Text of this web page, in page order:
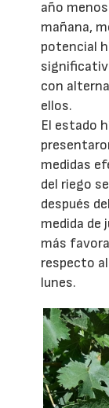
año
mañana,
potencial
con
ellos.
El estado
medidas
del riego
después
medida de
más
respecto
lunes.